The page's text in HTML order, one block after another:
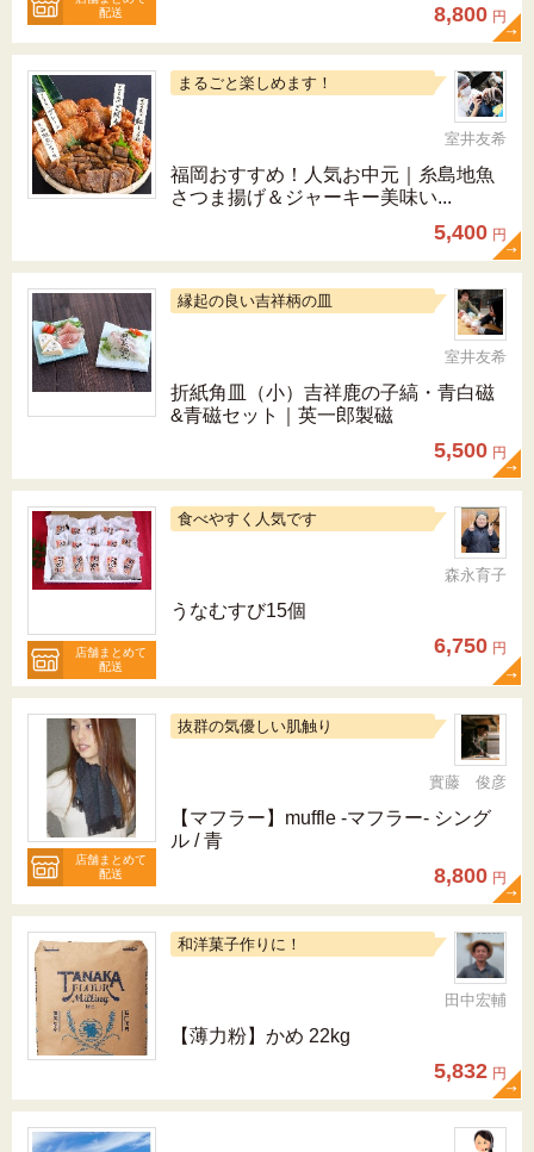
配送
8,800 円
まるごと楽しめます！
室井友希
福岡おすすめ！人気お中元｜糸島地魚
さつま揚げ＆ジャーキー美味い...
5,400 円
縁起の良い吉祥柄の皿
室井友希
折紙角皿（小）吉祥鹿の子縞・青白磁
&青磁セット｜英一郎製磁
5,500 円
店舗まとめて
配送
食べやすく人気です
森永育子
うなむすび15個
6,750 円
店舗まとめて
配送
抜群の気優しい肌触り
實藤 俊彦
【マフラー】muffle -マフラー- シング
ル / 青
8,800 円
和洋菓子作りに！
田中宏輔
【薄力粉】かめ 22kg
5,832 円